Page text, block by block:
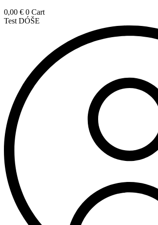
0,00 € 0 Cart
Test DÓŠE